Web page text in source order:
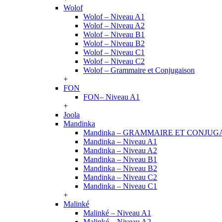
Wolof
Wolof – Niveau A1
Wolof – Niveau A2
Wolof – Niveau B1
Wolof – Niveau B2
Wolof – Niveau C1
Wolof – Niveau C2
Wolof – Grammaire et Conjugaison
+
FON
FON– Niveau A1
+
Joola
Mandinka
Mandinka – GRAMMAIRE ET
Mandinka – Niveau A1
Mandinka – Niveau A2
Mandinka – Niveau B1
Mandinka – Niveau B2
Mandinka – Niveau C2
Mandinka – Niveau C1
+
Malinké
Malinké – Niveau A1